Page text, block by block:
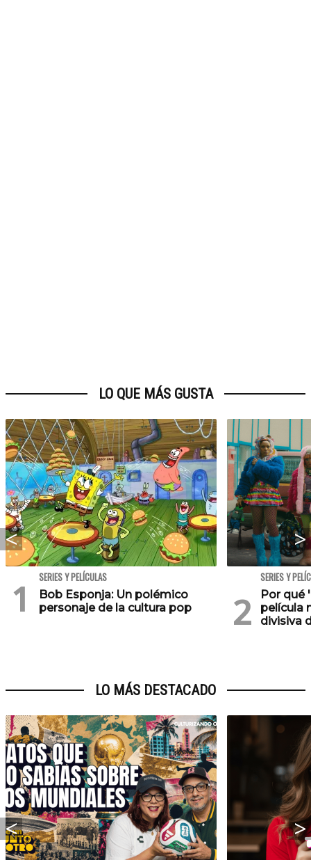
LO QUE MÁS GUSTA
SERIES Y PELÍCULAS
Bob Esponja: Un polémico
personaje de la cultura pop
SERIES Y
Por qué
película
divisiva
LO MÁS DESTACADO